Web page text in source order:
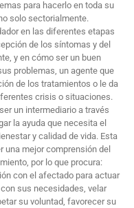
para hacerlo en toda su
solo sectorialmente.
en las diferentes etapas
de los síntomas y del
y en cómo ser un buen
problemas, un agente que
de los tratamientos o le da
crisis o situaciones.
un intermediario a través
la ayuda que necesita el
y calidad de vida. Esta
una mejor comprensión del
por lo que procura:
con el afectado para actuar
sus necesidades, velar
su voluntad, favorecer su